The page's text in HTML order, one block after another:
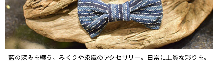
藍の深みを纏う、みくりや染織のアクセサリー。日常に上質な彩りを。